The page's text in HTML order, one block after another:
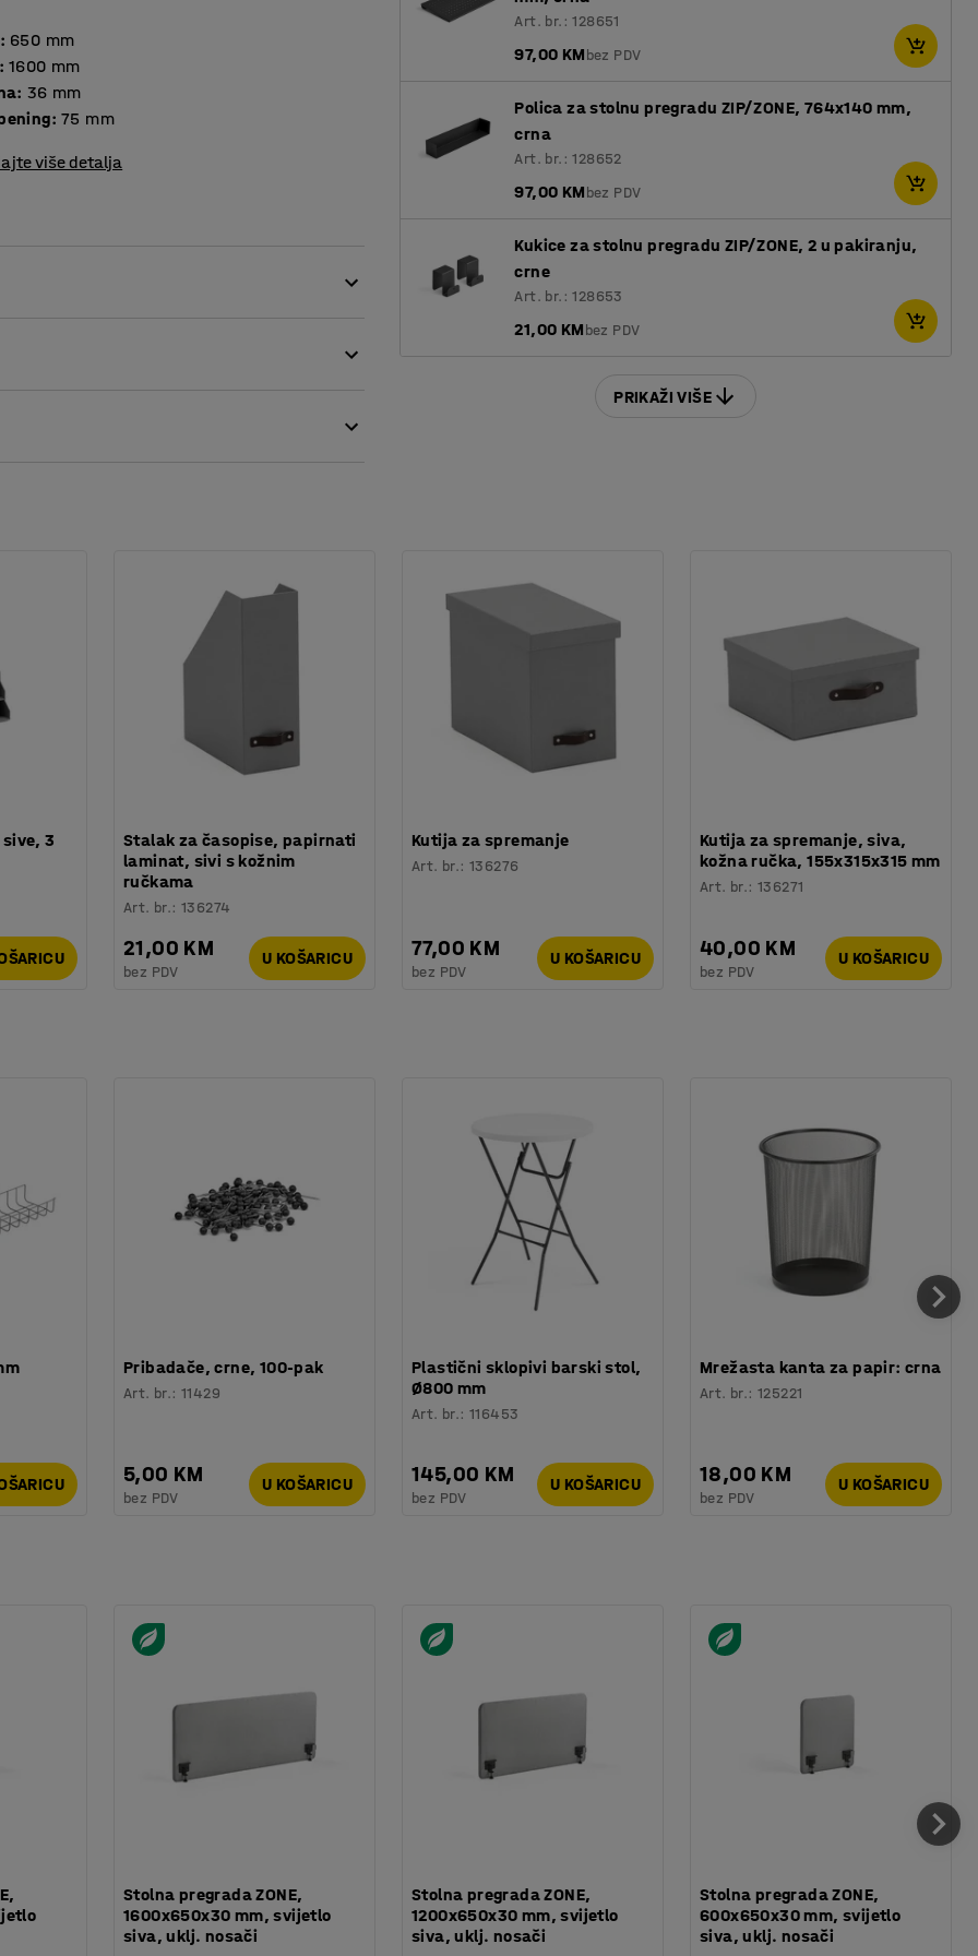
: 650 mm
: 1600 mm
: 36 mm
: 75 mm
više detalja
u otvorenim uredskim prostorima gdje je
Police su idealne za stvaranje
upija buku i prekrivene su izdržljivom
ovisno o tome koliko je pregrada potrebno.
dojam od podnih pregrada, a
Art. br.: 128651
97,00 KMbez PDV
Polica za stolnu pregradu ZIP/ZONE, 764x140 mm,
crna
Art. br.: 128652
97,00 KMbez PDV
Kukice za stolnu pregradu ZIP/ZONE, 2 u pakiranju,
crne
Art. br.: 128653
21,00 KMbez PDV
PRIKAŽI VIŠE
3
Stalak za časopise, papirnati
laminat, sivi s kožnim
ručkama
Art. br.:136274
21,00 KM
bez PDV
U KOŠARICU
Kutija za spremanje
Art. br.:136276
77,00 KM
bez PDV
U KOŠARICU
Kutija za spremanje, siva,
kožna ručka, 155x315x315 mm
Art. br.:136271
40,00 KM
bez PDV
U KOŠARICU
Pribadače, crne, 100-pak
Art. br.:11429
5,00 KM
bez PDV
U KOŠARICU
Plastični sklopivi barski stol,
Ø800 mm
Art. br.:116453
145,00 KM
bez PDV
U KOŠARICU
Mrežasta kanta za papir: crna
Art. br.:125221
18,00 KM
bez PDV
U KOŠARICU
Stolna pregrada ZONE,
1600x650x30 mm, svijetlo
siva, uklj. nosači
Stolna pregrada ZONE,
1200x650x30 mm, svijetlo
siva, uklj. nosači
Stolna pregrada ZONE,
600x650x30 mm, svijetlo
siva, uklj. nosači